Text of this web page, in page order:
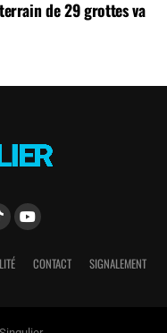
de 29 grottes va
CONTACT SIGNALEMENT